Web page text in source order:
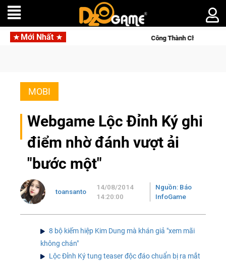
Mới Nhất Công Thành Chiến Thành Kent trải qua kỳ
MOBI
Webgame Lộc Đỉnh Ký ghi
điểm nhờ đánh vượt ải
"bước một"
toansanto
14/08/2014
14:20:00
Nguồn: Báo
InfoGame
8 bộ kiếm hiệp Kim Dung mà khán giả "xem mãi
không chán"
Lộc Đỉnh Ký tung teaser độc đáo chuẩn bị ra mắt